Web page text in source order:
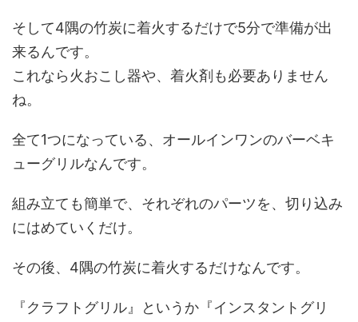
そして4隅の竹炭に着火するだけで5分で準備が出
来るんです。
これなら火おこし器や、着火剤も必要ありません
ね。
全て1つになっている、オールインワンのバーベキ
ューグリルなんです。
組み立ても簡単で、それぞれのパーツを、切り込み
にはめていくだけ。
その後、4隅の竹炭に着火するだけなんです。
『クラフトグリル』というか『インスタントグリ